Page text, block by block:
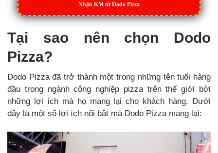
Nhận KM từ Dodo Pizza
Tại sao nên chọn Dodo
Pizza?
Dodo Pizza đã trở thành một trong những tên tuổi hàng
đầu trong ngành công nghiệp pizza trên thế giới bởi
những lợi ích mà họ mang lại cho khách hàng. Dưới
đây là một số lợi ích nổi bật mà Dodo Pizza mang lại: